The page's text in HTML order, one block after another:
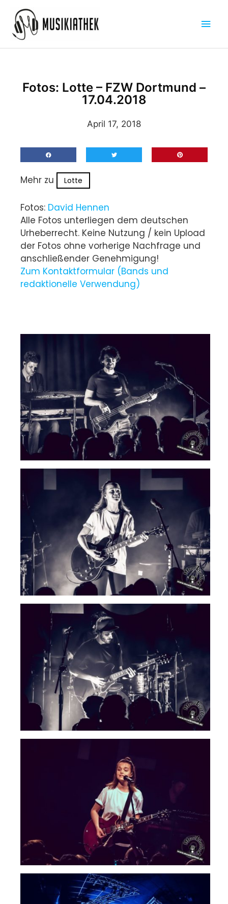
Inhalt
springen
Fotos: Lotte – FZW Dortmund –
17.04.2018
April 17, 2018
Mehr zu Lotte
Fotos: David Hennen
Alle Fotos unterliegen dem deutschen
Urheberrecht. Keine Nutzung / kein Upload
der Fotos ohne vorherige Nachfrage und
anschließender Genehmigung!
Zum Kontaktformular (Bands und
redaktionelle Verwendung)